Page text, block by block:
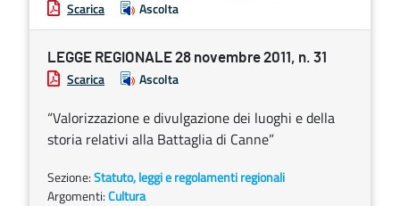
Scarica Ascolta
LEGGE REGIONALE 28 novembre 2011, n. 31
Scarica Ascolta
“Valorizzazione e divulgazione dei luoghi e della
storia relativi alla Battaglia di Canne”
Sezione:Statuto, leggi e regolamenti regionali
Argomenti:Cultura